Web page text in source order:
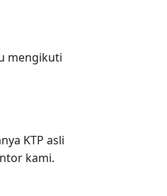
mengikuti
KTP asli
kami.